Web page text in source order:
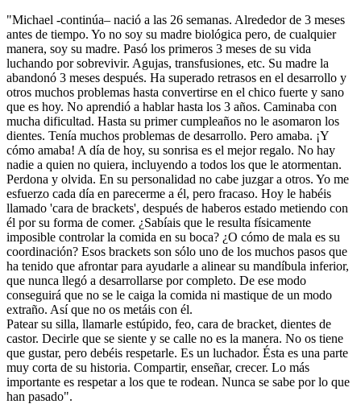
"Michael -continúa– nació a las 26 semanas. Alrededor de 3 meses
antes de tiempo. Yo no soy su madre biológica pero, de cualquier
manera, soy su madre. Pasó los primeros 3 meses de su vida
luchando por sobrevivir. Agujas, transfusiones, etc. Su madre la
abandonó 3 meses después. Ha superado retrasos en el desarrollo y
otros muchos problemas hasta convertirse en el chico fuerte y sano
que es hoy. No aprendió a hablar hasta los 3 años. Caminaba con
mucha dificultad. Hasta su primer cumpleaños no le asomaron los
dientes. Tenía muchos problemas de desarrollo. Pero amaba. ¡Y
cómo amaba! A día de hoy, su sonrisa es el mejor regalo. No hay
nadie a quien no quiera, incluyendo a todos los que le atormentan.
Perdona y olvida. En su personalidad no cabe juzgar a otros. Yo me
esfuerzo cada día en parecerme a él, pero fracaso. Hoy le habéis
llamado 'cara de brackets', después de haberos estado metiendo con
él por su forma de comer. ¿Sabíais que le resulta físicamente
imposible controlar la comida en su boca? ¿O cómo de mala es su
coordinación? Esos brackets son sólo uno de los muchos pasos que
ha tenido que afrontar para ayudarle a alinear su mandíbula inferior,
que nunca llegó a desarrollarse por completo. De ese modo
conseguirá que no se le caiga la comida ni mastique de un modo
extraño. Así que no os metáis con él.
Patear su silla, llamarle estúpido, feo, cara de bracket, dientes de
castor. Decirle que se siente y se calle no es la manera. No os tiene
que gustar, pero debéis respetarle. Es un luchador. Ésta es una parte
muy corta de su historia. Compartir, enseñar, crecer. Lo más
importante es respetar a los que te rodean. Nunca se sabe por lo que
han pasado".